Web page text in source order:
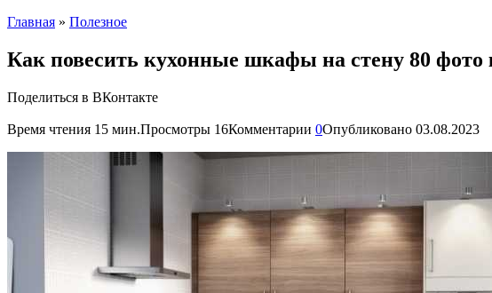
Главная » Полезное
Как повесить кухонные шкафы на стену 80 фото
Поделиться в ВКонтакте
Время чтения 15 мин.Просмотры 16Комментарии 0Опубликовано 03.08.2023